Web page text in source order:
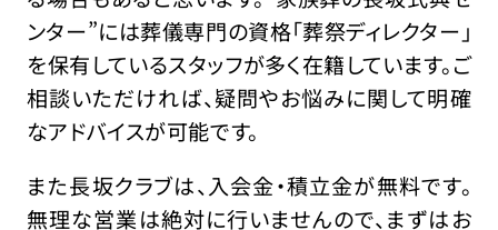
ンター”には葬儀専門の資格「葬祭ディレクター」
を保有しているスタッフが多く在籍しています。ご
相談いただければ、疑問やお悩みに関して明確
なアドバイスが可能です。
また長坂クラブは、入会金・積立金が無料です。
無理な営業は絶対に行いませんので、まずはお